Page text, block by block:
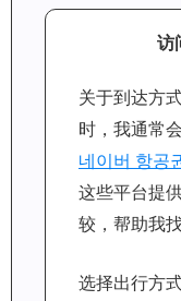
访
关于到达方
时，我通常
네이버 항공
这些平台提
较，帮助我
选择出行方